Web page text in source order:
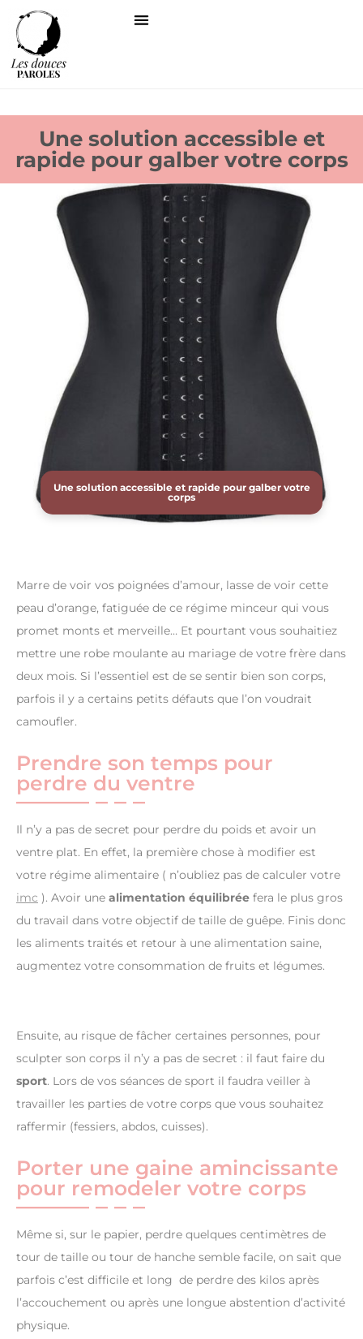
Une solution accessible et
rapide pour galber votre corps
Une solution accessible et rapide pour galber votre
corps
Marre de voir vos poignées d’amour, lasse de voir cette
peau d’orange, fatiguée de ce régime minceur qui vous
promet monts et merveille… Et pourtant vous souhaitiez
mettre une robe moulante au mariage de votre frère dans
deux mois. Si l’essentiel est de se sentir bien son corps,
parfois il y a certains petits défauts que l’on voudrait
camoufler.
Prendre son temps pour
perdre du ventre
Il n’y a pas de secret pour perdre du poids et avoir un
ventre plat. En effet, la première chose à modifier est
votre régime alimentaire ( n’oubliez pas de calculer votre
imc ). Avoir une alimentation équilibrée fera le plus gros
du travail dans votre objectif de taille de guêpe. Finis donc
les aliments traités et retour à une alimentation saine,
augmentez votre consommation de fruits et légumes.
Ensuite, au risque de fâcher certaines personnes, pour
sculpter son corps il n’y a pas de secret : il faut faire du
sport. Lors de vos séances de sport il faudra veiller à
travailler les parties de votre corps que vous souhaitez
raffermir (fessiers, abdos, cuisses).
Porter une gaine amincissante
pour remodeler votre corps
Même si, sur le papier, perdre quelques centimètres de
tour de taille ou tour de hanche semble facile, on sait que
parfois c’est difficile et long de perdre des kilos après
l’accouchement ou après une longue abstention d’activité
physique.